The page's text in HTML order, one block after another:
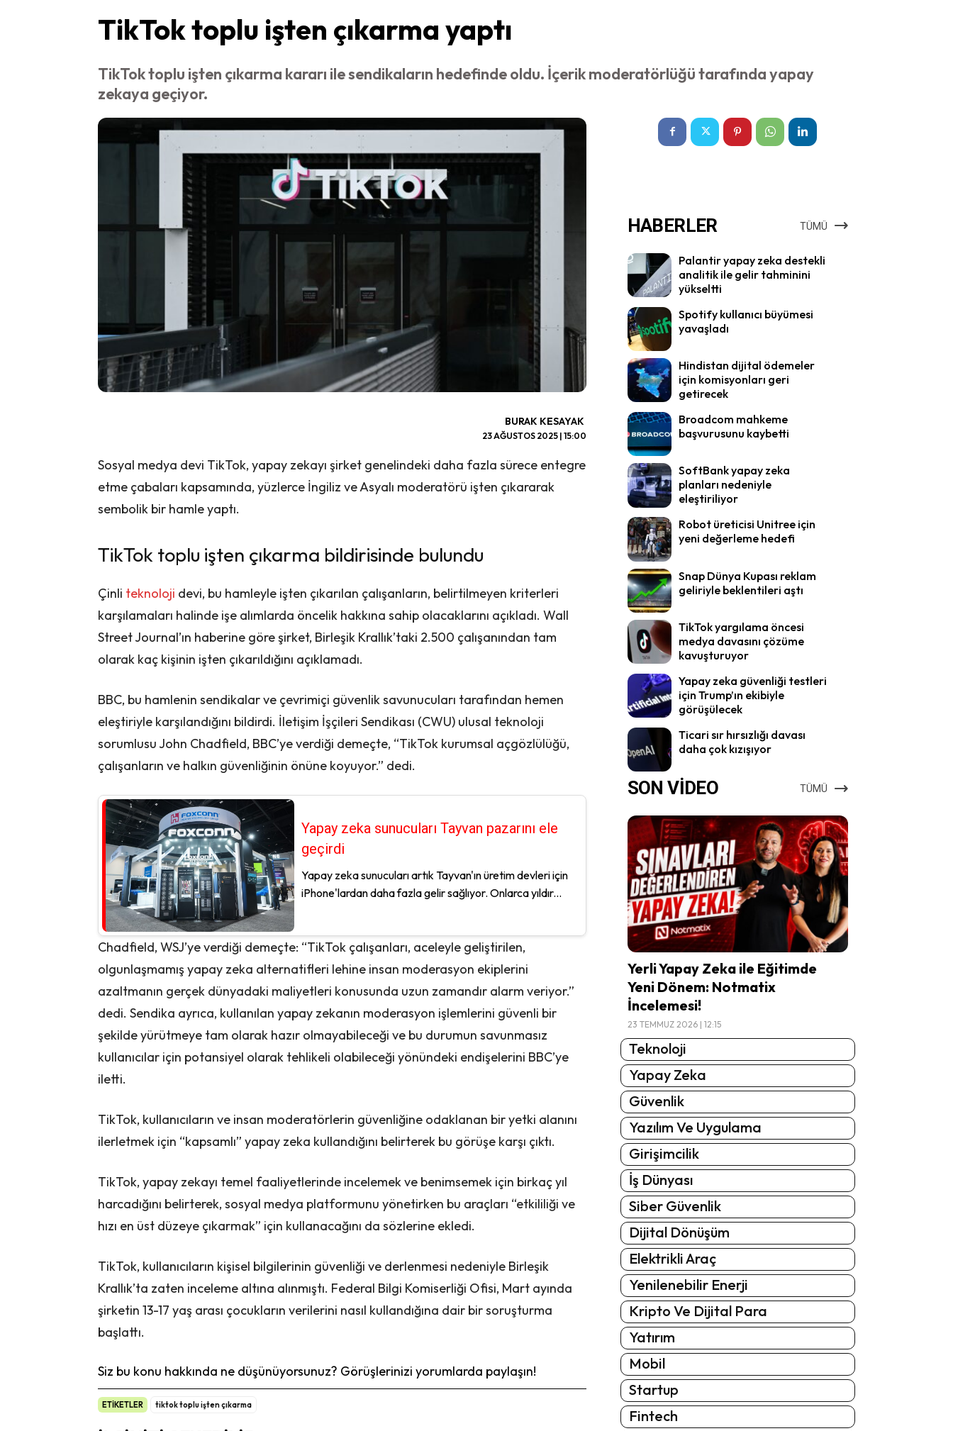
TikTok toplu işten çıkarma yaptı
TikTok toplu işten çıkarma kararı ile sendikaların hedefinde oldu. İçerik moderatörlüğü tarafında yapay
zekaya geçiyor.
BURAK KESAYAK
23 AĞUSTOS 2025 | 15:00
Sosyal medya devi TikTok, yapay zekayı şirket genelindeki daha fazla sürece entegre
etme çabaları kapsamında, yüzlerce İngiliz ve Asyalı moderatörü işten çıkararak
sembolik bir hamle yaptı.
TikTok toplu işten çıkarma bildirisinde bulundu
Çinli teknoloji devi, bu hamleyle işten çıkarılan çalışanların, belirtilmeyen kriterleri
karşılamaları halinde işe alımlarda öncelik hakkına sahip olacaklarını açıkladı. Wall
Street Journal’ın haberine göre şirket, Birleşik Krallık’taki 2.500 çalışanından tam
olarak kaç kişinin işten çıkarıldığını açıklamadı.
BBC, bu hamlenin sendikalar ve çevrimiçi güvenlik savunucuları tarafından hemen
eleştiriyle karşılandığını bildirdi. İletişim İşçileri Sendikası (CWU) ulusal teknoloji
sorumlusu John Chadfield, BBC’ye verdiği demeçte, “TikTok kurumsal açgözlülüğü,
çalışanların ve halkın güvenliğinin önüne koyuyor.” dedi.
Yapay zeka sunucuları Tayvan pazarını ele
geçirdi
Yapay zeka sunucuları artık Tayvan'ın üretim devleri için
iPhone'lardan daha fazla gelir sağlıyor. Onlarca yıldır...
Chadfield, WSJ’ye verdiği demeçte: “TikTok çalışanları, aceleyle geliştirilen,
olgunlaşmamış yapay zeka alternatifleri lehine insan moderasyon ekiplerini
azaltmanın gerçek dünyadaki maliyetleri konusunda uzun zamandır alarm veriyor.”
dedi. Sendika ayrıca, kullanılan yapay zekanın moderasyon işlemlerini güvenli bir
şekilde yürütmeye tam olarak hazır olmayabileceği ve bu durumun savunmasız
kullanıcılar için potansiyel olarak tehlikeli olabileceği yönündeki endişelerini BBC’ye
iletti.
TikTok, kullanıcıların ve insan moderatörlerin güvenliğine odaklanan bir yetki alanını
ilerletmek için “kapsamlı” yapay zeka kullandığını belirterek bu görüşe karşı çıktı.
TikTok, yapay zekayı temel faaliyetlerinde incelemek ve benimsemek için birkaç yıl
harcadığını belirterek, sosyal medya platformunu yönetirken bu araçları “etkililiği ve
hızı en üst düzeye çıkarmak” için kullanacağını da sözlerine ekledi.
TikTok, kullanıcıların kişisel bilgilerinin güvenliği ve derlenmesi nedeniyle Birleşik
Krallık’ta zaten inceleme altına alınmıştı. Federal Bilgi Komiserliği Ofisi, Mart ayında
şirketin 13-17 yaş arası çocukların verilerini nasıl kullandığına dair bir soruşturma
başlattı.
Siz bu konu hakkında ne düşünüyorsunuz? Görüşlerinizi yorumlarda paylaşın!
ETİKETLER tiktok toplu işten çıkarma
HABERLER TÜMÜ
Palantir yapay zeka destekli
analitik ile gelir tahminini
yükseltti
Spotify kullanıcı büyümesi
yavaşladı
Hindistan dijital ödemeler
için komisyonları geri
getirecek
Broadcom mahkeme
başvurusunu kaybetti
SoftBank yapay zeka
planları nedeniyle
eleştiriliyor
Robot üreticisi Unitree için
yeni değerleme hedefi
Snap Dünya Kupası reklam
geliriyle beklentileri aştı
TikTok yargılama öncesi
medya davasını çözüme
kavuşturuyor
Yapay zeka güvenliği testleri
için Trump’ın ekibiyle
görüşülecek
Ticari sır hırsızlığı davası
daha çok kızışıyor
SON VİDEO TÜMÜ
Yerli Yapay Zeka ile Eğitimde
Yeni Dönem: Notmatix
İncelemesi!
23 TEMMUZ 2026 | 12:15
Teknoloji
Yapay Zeka
Güvenlik
Yazılım Ve Uygulama
Girişimcilik
İş Dünyası
Siber Güvenlik
Dijital Dönüşüm
Elektrikli Araç
Yenilenebilir Enerji
Kripto Ve Dijital Para
Yatırım
Mobil
Startup
Fintech